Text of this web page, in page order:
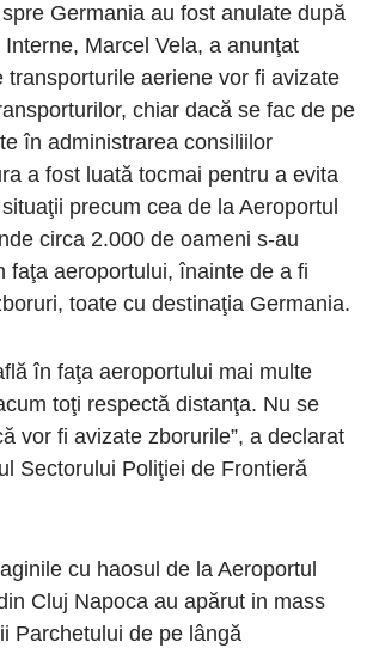
Germania au fost anulate după
Marcel Vela, a anunţat
transporturile aeriene vor fi avizate
chiar dacă se fac de pe
în administrarea consiliilor
a fost luată tocmai pentru a evita
precum cea de la Aeroportul
circa 2.000 de oameni s-au
faţa aeroportului, înainte de a fi
toate cu destinaţia Germania.
în faţa aeroportului mai multe
toţi respectă distanţa. Nu se
vor fi avizate zborurile”, a declarat
Sectorului Poliţiei de Frontieră
cu haosul de la Aeroportul
Cluj Napoca au apărut in mass
Parchetului de pe lângă